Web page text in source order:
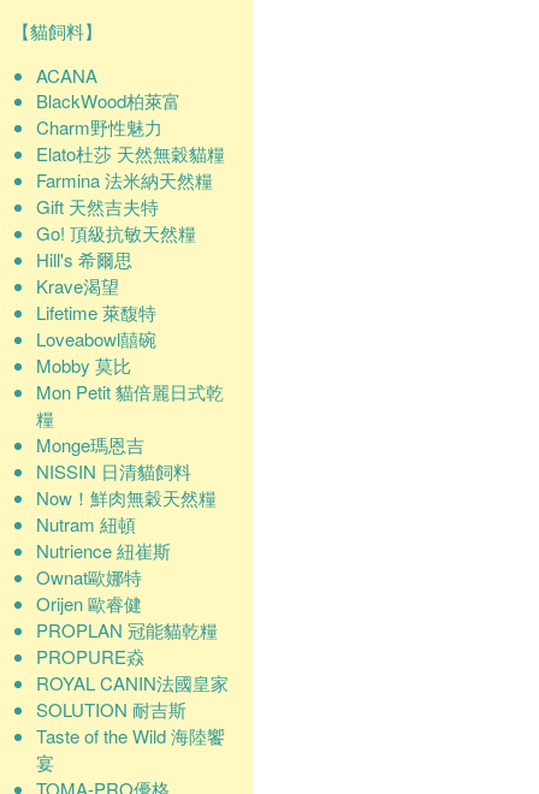
【貓飼料】
ACANA
BlackWood柏萊富
Charm野性魅力
Elato杜莎 天然無穀貓糧
Farmina 法米納天然糧
Gift 天然吉夫特
Go! 頂級抗敏天然糧
Hill's 希爾思
Krave渴望
Lifetime 萊馥特
Loveabowl囍碗
Mobby 莫比
Mon Petit 貓倍麗日式乾
糧
Monge瑪恩吉
NISSIN 日清貓飼料
Now！鮮肉無穀天然糧
Nutram 紐頓
Nutrience 紐崔斯
Ownat歐娜特
Orijen 歐睿健
PROPLAN 冠能貓乾糧
PROPURE猋
ROYAL CANIN法國皇家
SOLUTION 耐吉斯
Taste of the Wild 海陸饗
宴
TOMA-PRO優格